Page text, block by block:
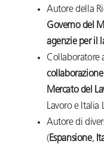
Autore della
Governo del
agenzie per il
Collaboratore
Mercato del
Lavoro e Italia
Autore di
( Espansione,